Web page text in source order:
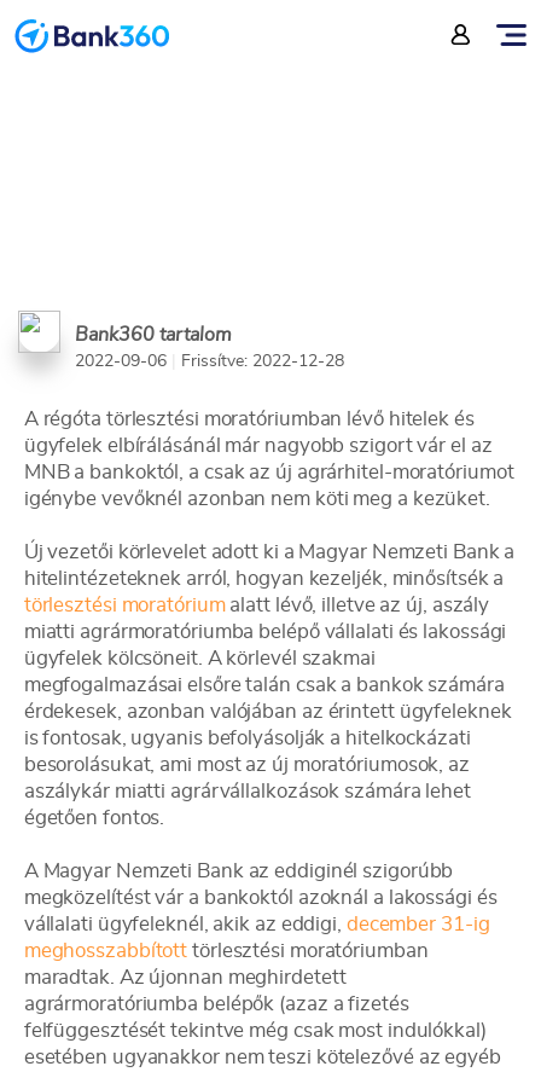
lépők
Bank360 tartalom
2022-09-06 Frissítve: 2022-12-28
A régóta törlesztési moratóriumban lévő hitelek és
ügyfelek elbírálásánál már nagyobb szigort vár el az
MNB a bankoktól, a csak az új agrárhitel-moratóriumot
igénybe vevőknél azonban nem köti meg a kezüket.
Új vezetői körlevelet adott ki a Magyar Nemzeti Bank a
hitelintézeteknek arról, hogyan kezeljék, minősítsék a
törlesztési moratóriumalatt lévő, illetve az új, aszály
miatti agrármoratóriumba belépő vállalati és lakossági
ügyfelek kölcsöneit. A körlevél szakmai
megfogalmazásai elsőre talán csak a bankok számára
érdekesek, azonban valójában az érintett ügyfeleknek
is fontosak, ugyanis befolyásolják a hitelkockázati
besorolásukat, ami most az új moratóriumosok, az
aszálykár miatti agrárvállalkozások számára lehet
égetően fontos.
A Magyar Nemzeti Bank az eddiginél szigorúbb
megközelítést vár a bankoktól azoknál a lakossági és
vállalati ügyfeleknél, akik az eddigi, december 31-ig
meghosszabbítotttörlesztési moratóriumban
maradtak. Az újonnan meghirdetett
agrármoratóriumba belépők (azaz a fizetés
felfüggesztését tekintve még csak most indulókkal)
esetében ugyanakkor nem teszi kötelezővé az egyéb